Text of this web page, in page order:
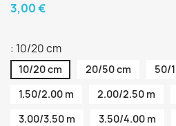
3,00 €
: 10/20 cm
10/20 cm 20/50 cm 50/
1.50/2.00 m
2.00/2.50 m
3.00/3.50 m
3.50/4.00 m